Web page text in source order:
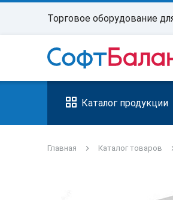
Торговое оборудование
Каталог продукции
Главная Каталог товаров